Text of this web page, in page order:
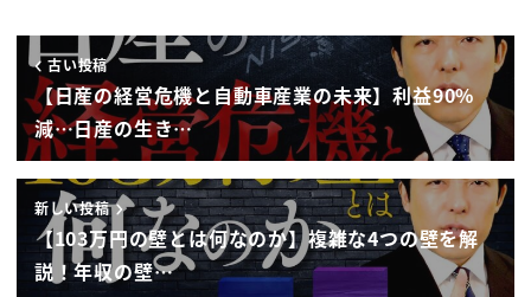
関係は果たしてどうなるのか 韓国の未来は
これからどうなるのか 韓国とアメリカの
関係はどうなるのか これちょっと注目で
ございます そして韓国の今が見つめること
ができましたらですね 日本の今と比較する
こともできるんですね 日本でもこんな
ことって起きるの 起きないの そういうこと
も分かるようになります ニュースを聞い
古い投稿
【日産の経営危機と自動車産業の未来】利益90%
減…日産の生き…
新しい投稿
【103万円の壁とは何なのか】複雑な4つの壁を解
説！年収の壁…